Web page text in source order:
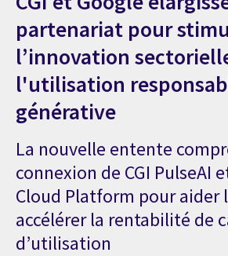
partenariat pour
l’innovation
l'utilisation
générative
La nouvelle entente
connexion de CGI PulseAI
Cloud Platform pour aider
accélérer la rentabilité de
d’utilisation